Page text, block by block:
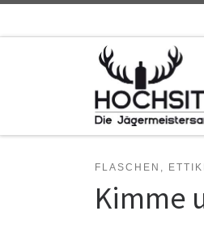
FLASCHEN,
Kimme